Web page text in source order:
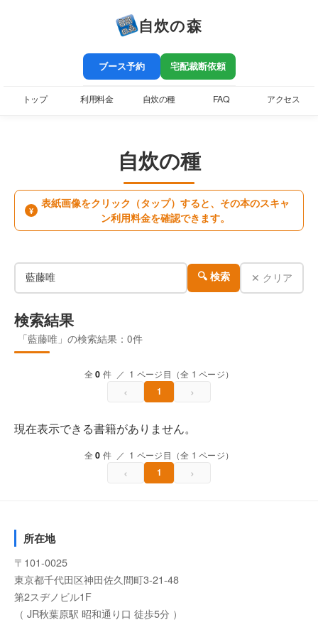
自炊の森
ブース予約 宅配裁断依頼
トップ 利用料金 自炊の種 FAQ アクセス
自炊の種
¥
表紙画像をクリック（タップ）すると、その本のスキャ
ン利用料金を確認できます。
🔍 検索 ✕ クリア
検索結果
「藍藤唯」の検索結果：0件
全0 件 ／ 1 ページ目（全 1 ページ）
‹ 1 ›
現在表示できる書籍がありません。
全0 件 ／ 1 ページ目（全 1 ページ）
‹ 1 ›
所在地
〒101-0025
東京都千代田区神田佐久間町3-21-48
第2スヂノビル1F
（ JR秋葉原駅 昭和通り口 徒歩5分 ）